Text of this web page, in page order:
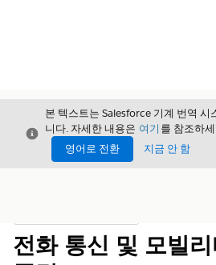
닫기
본 텍스트는 Salesforce 기계 번역 시
니다. 자세한 내용은 여기 를 참조하
영어로 전환
지금 안 함
전화 통신 및 모빌